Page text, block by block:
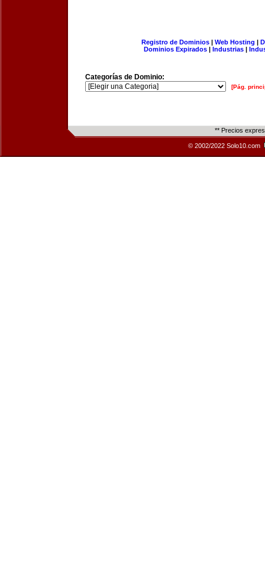
Registro de Dominios| Web Hosting |
Dominios Expirados | Industrias |
Categorías de Dominio:
[Pág.
** Precios
© 2002/2022 Solo10.com